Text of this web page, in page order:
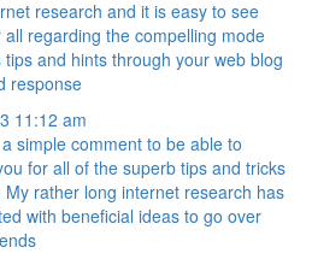
research and it is easy to see
regarding the compelling mode
and hints through your web blog
response
11:12 am
simple comment to be able to
for all of the superb tips and tricks
rather long internet research has
with beneficial ideas to go over